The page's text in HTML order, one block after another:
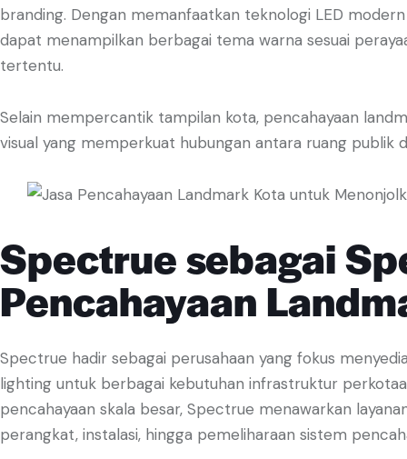
branding. Dengan memanfaatkan teknologi LED
dapat menampilkan berbagai tema warna sesuai
tertentu.
Selain mempercantik tampilan kota, pencahayaan
visual yang memperkuat hubungan antara ruang publik
Spectrue sebagai
Pencahayaan
Spectrue hadir sebagai perusahaan yang fokus
lighting untuk berbagai kebutuhan infrastruktur
pencahayaan skala besar, Spectrue menawarkan
perangkat, instalasi, hingga pemeliharaan sistem